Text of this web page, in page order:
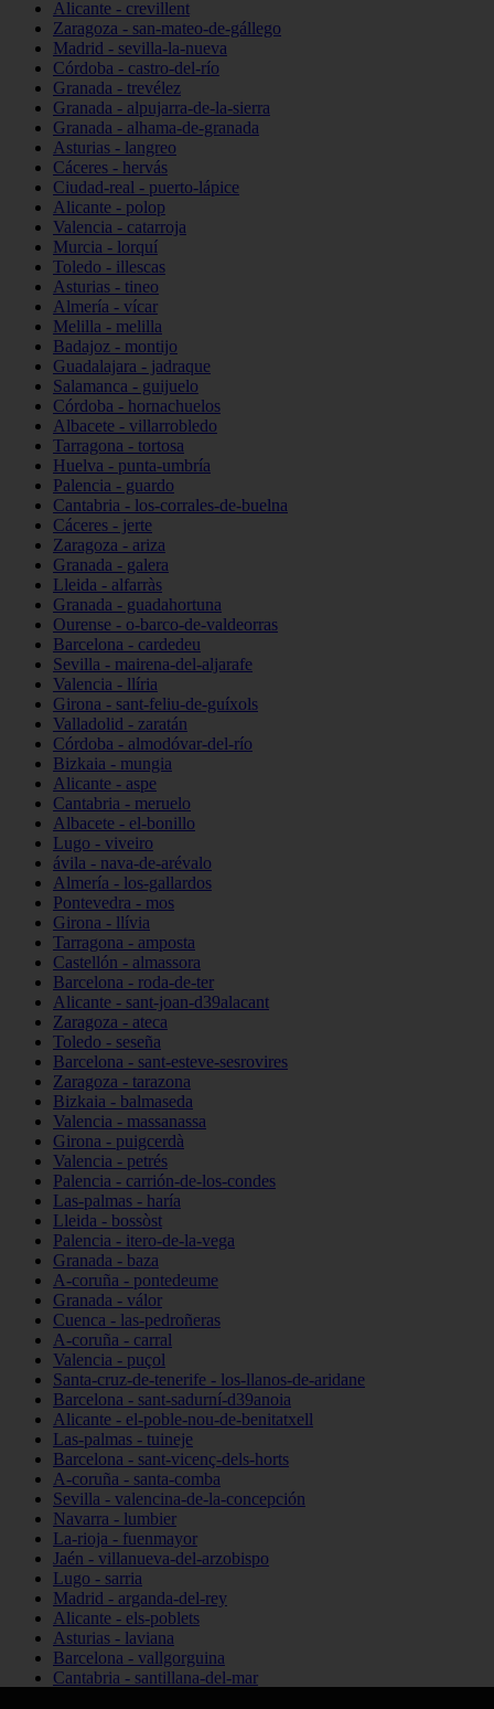
Alicante - crevillent
Zaragoza - san-mateo-de-gállego
Madrid - sevilla-la-nueva
Córdoba - castro-del-río
Granada - trevélez
Granada - alpujarra-de-la-sierra
Granada - alhama-de-granada
Asturias - langreo
Cáceres - hervás
Ciudad-real - puerto-lápice
Alicante - polop
Valencia - catarroja
Murcia - lorquí
Toledo - illescas
Asturias - tineo
Almería - vícar
Melilla - melilla
Badajoz - montijo
Guadalajara - jadraque
Salamanca - guijuelo
Córdoba - hornachuelos
Albacete - villarrobledo
Tarragona - tortosa
Huelva - punta-umbría
Palencia - guardo
Cantabria - los-corrales-de-buelna
Cáceres - jerte
Zaragoza - ariza
Granada - galera
Lleida - alfarràs
Granada - guadahortuna
Ourense - o-barco-de-valdeorras
Barcelona - cardedeu
Sevilla - mairena-del-aljarafe
Valencia - llíria
Girona - sant-feliu-de-guíxols
Valladolid - zaratán
Córdoba - almodóvar-del-río
Bizkaia - mungia
Alicante - aspe
Cantabria - meruelo
Albacete - el-bonillo
Lugo - viveiro
ávila - nava-de-arévalo
Almería - los-gallardos
Pontevedra - mos
Girona - llívia
Tarragona - amposta
Castellón - almassora
Barcelona - roda-de-ter
Alicante - sant-joan-d39alacant
Zaragoza - ateca
Toledo - seseña
Barcelona - sant-esteve-sesrovires
Zaragoza - tarazona
Bizkaia - balmaseda
Valencia - massanassa
Girona - puigcerdà
Valencia - petrés
Palencia - carrión-de-los-condes
Las-palmas - haría
Lleida - bossòst
Palencia - itero-de-la-vega
Granada - baza
A-coruña - pontedeume
Granada - válor
Cuenca - las-pedroñeras
A-coruña - carral
Valencia - puçol
Santa-cruz-de-tenerife - los-llanos-de-aridane
Barcelona - sant-sadurní-d39anoia
Alicante - el-poble-nou-de-benitatxell
Las-palmas - tuineje
Barcelona - sant-vicenç-dels-horts
A-coruña - santa-comba
Sevilla - valencina-de-la-concepción
Navarra - lumbier
La-rioja - fuenmayor
Jaén - villanueva-del-arzobispo
Lugo - sarria
Madrid - arganda-del-rey
Alicante - els-poblets
Asturias - laviana
Barcelona - vallgorguina
Cantabria - santillana-del-mar